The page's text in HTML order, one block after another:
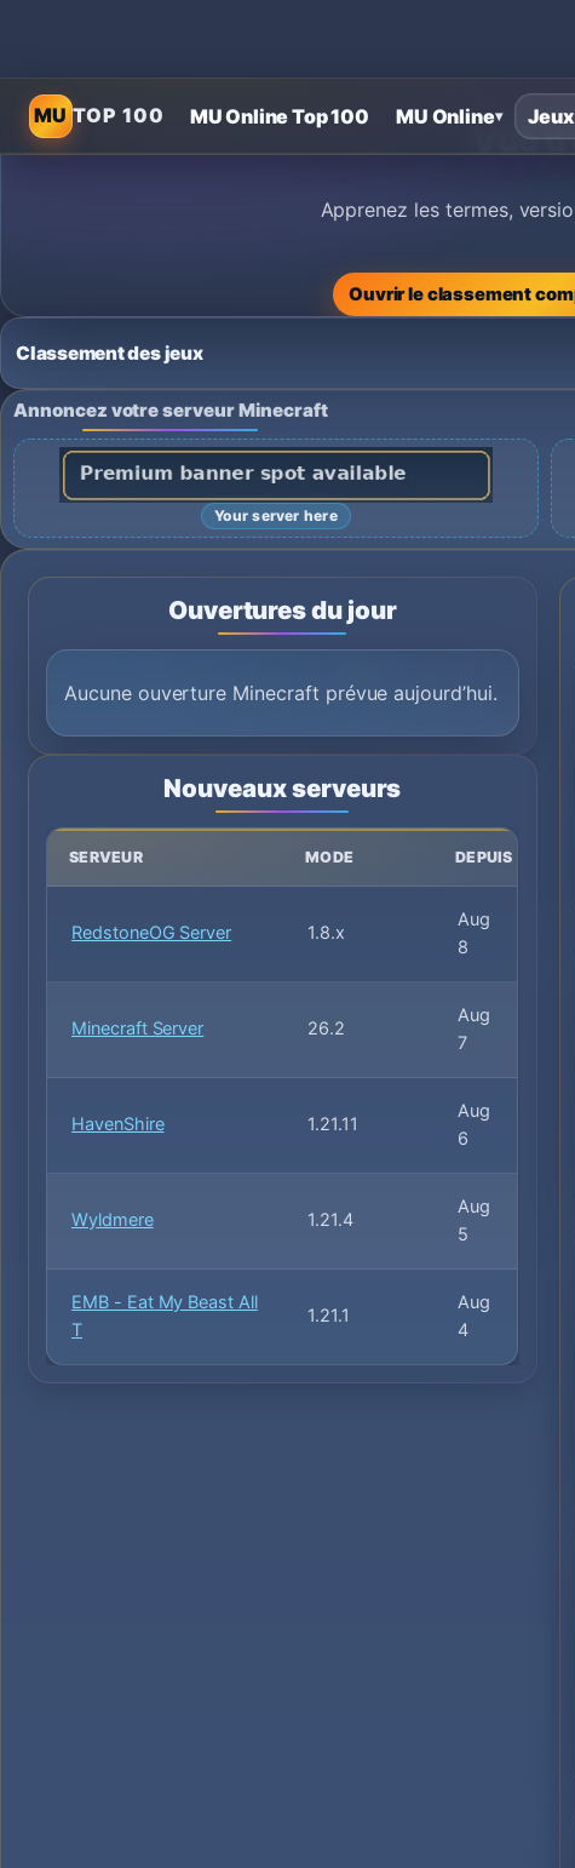
MUTOP 100 MU Online Top 100 MU Online▾ Jeux
Vue
Apprenez les termes,
Ouvrir le classement
Classement des jeux
Annoncez votre serveur Minecraft
Your server here
Ouvertures du jour
Aucune ouverture Minecraft prévue aujourd’hui.
Nouveaux serveurs
SERVEUR MODE DEPUIS
RedstoneOG Server 1.8.x
Aug
8
Minecraft Server 26.2
Aug
7
HavenShire 1.21.11
Aug
6
Wyldmere 1.21.4
Aug
5
EMB - Eat My Beast All
T
1.21.1
Aug
4